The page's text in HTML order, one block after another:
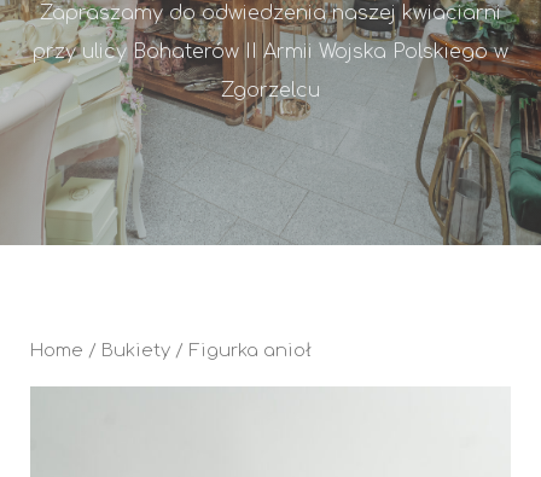
Zapraszamy do odwiedzenia naszej kwiaciarni
przy ulicy Bohaterów II Armii Wojska Polskiego w
Zgorzelcu
Home / Bukiety / Figurka anioł